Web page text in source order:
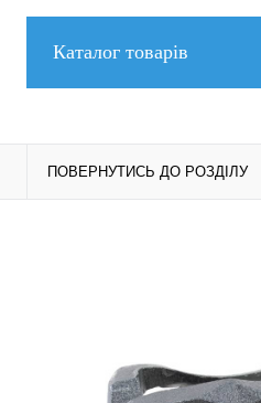
Каталог товарів
ПОВЕРНУТИСЬ ДО РОЗДІЛУ